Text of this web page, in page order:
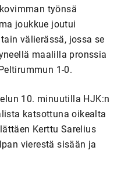
työnsä
joukkue joutui
välierässä, jossa se
maalilla pronssia
1-0.
10. minuutilla HJK:n
katsottuna oikealta
Kerttu Sarelius
vierestä sisään ja